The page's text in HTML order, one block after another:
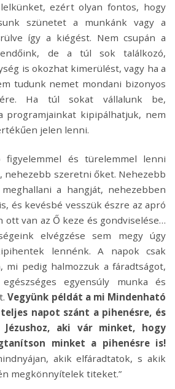
ezért olyan fontos, hogy
szünetet a munkánk vagy a
így a kiégést. Nem csupán a
de a túl sok találkozó,
is okozhat kimerülést, vagy ha a
tudunk nemet mondani bizonyos
Ha túl sokat vállalunk be,
programjainkat kipipálhatjuk, nem
jelen lenni.
figyelemmel és türelemmel lenni
szeretni őket. Nehezebb
a hangját, nehezebben
és kevésbé vesszük észre az apró
ott van az Ő keze és gondviselése…
elvégzése sem megy úgy
lennénk. A napok csak
mi pedig halmozzuk a fáradtságot,
egyensúly munka és
Vegyünk példát a mi Mindenható
napot szánt a pihenésre, és
aki vár minket, hogy
minket a pihenésre is!
akik elfáradtatok, s akik
megkönnyítelek titeket.”